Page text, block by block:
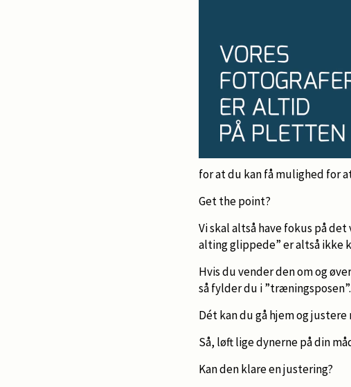
for at du kan få mulighed for
Get the point?
Vi skal altså have fokus på
alting glippede” er altså ikke
Hvis du vender den om og
så fylder du i ”træningsposen”.
Dét kan du gå hjem og justere
Så, løft lige dynerne på din
Kan den klare en justering?